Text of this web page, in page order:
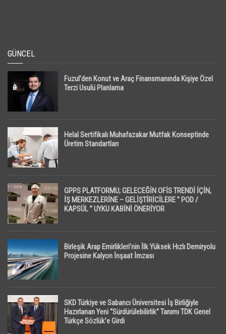
GÜNCEL
Fuzul’den Konut ve Araç Finansmanında Kişiye Özel
Terzi Usulü Planlama
Helal Sertifikalı Muhafazakar Mutfak Konseptinde
Üretim Standartları
GPPS PLATFORMU; GELECEĞİN OFİS TRENDİ İÇİN,
İŞ MERKEZLERİNE – GELİŞTİRİCİLERE ” POD /
KAPSÜL ” UYKU KABİNİ ÖNERİYOR
Birleşik Arap Emirlikleri’nin İlk Yüksek Hızlı Demiryolu
Projesine Kalyon İnşaat İmzası
SKD Türkiye ve Sabancı Üniversitesi İş Birliğiyle
Hazırlanan Yeni “Sürdürülebilirlik” Tanımı TDK Genel
Türkçe Sözlük’e Girdi